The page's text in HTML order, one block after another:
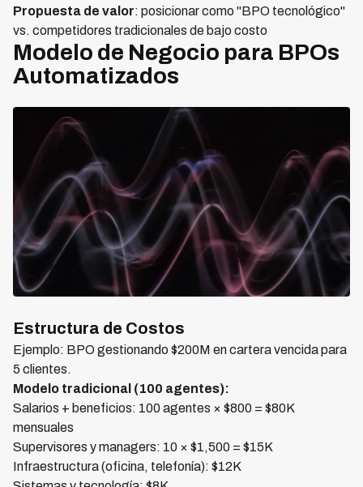
Propuesta de valor: posicionar como "BPO tecnológico"
vs. competidores tradicionales de bajo costo
Modelo de Negocio para BPOs
Automatizados
Estructura de Costos
Ejemplo: BPO gestionando $200M en cartera vencida para
5 clientes.
Modelo tradicional (100 agentes):
Salarios + beneficios: 100 agentes × $800 = $80K
mensuales
Supervisores y managers: 10 × $1,500 = $15K
Infraestructura (oficina, telefonía): $12K